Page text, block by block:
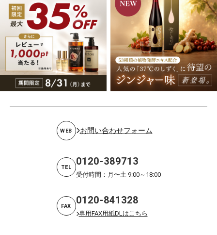
WEB お問い合わせフォーム
TEL 0120-389713
受付時間：月〜土 9:00～18:00
FAX 0120-841328
専用FAX用紙DLはこちら